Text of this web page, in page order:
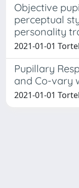
Objective
perceptual
personality
2021-01-01
Pupillary
and Co-vary
2021-01-01